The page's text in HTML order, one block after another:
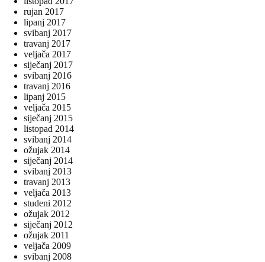
rujan 2017
lipanj 2017
svibanj 2017
travanj 2017
veljača 2017
siječanj 2017
svibanj 2016
travanj 2016
lipanj 2015
veljača 2015
siječanj 2015
listopad 2014
svibanj 2014
ožujak 2014
siječanj 2014
svibanj 2013
travanj 2013
veljača 2013
studeni 2012
ožujak 2012
siječanj 2012
ožujak 2011
veljača 2009
svibanj 2008